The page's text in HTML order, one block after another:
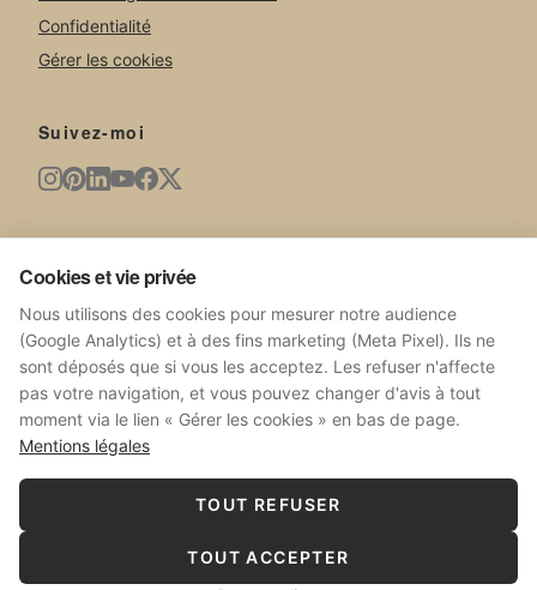
Confidentialité
Gérer les cookies
Suivez-moi
S'ABONNER
Pas de spam. Désabonnez-vous à tout moment.
© 2026 Sophie Costa.Tous droits réservés.
Cookies et vie privée
Nous utilisons des cookies pour mesurer notre audience
(Google Analytics) et à des fins marketing (Meta Pixel). Ils ne
sont déposés que si vous les acceptez. Les refuser n'affecte
pas votre navigation, et vous pouvez changer d'avis à tout
moment via le lien « Gérer les cookies » en bas de page.
Mentions légales
TOUT REFUSER
TOUT ACCEPTER